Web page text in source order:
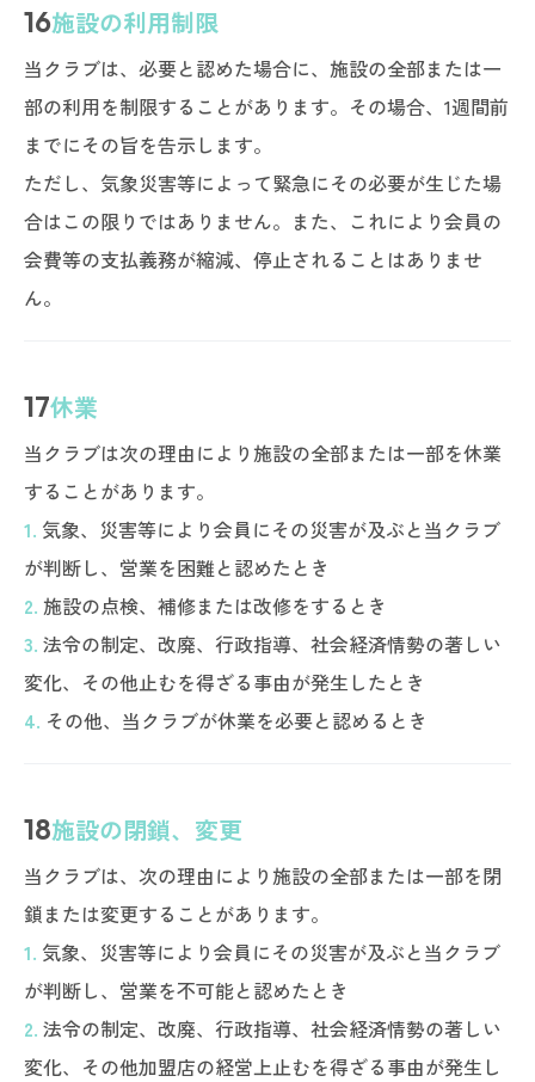
16施設の利用制限
当クラブは、必要と認めた場合に、施設の全部または一
部の利用を制限することがあります。その場合、1週間前
までにその旨を告示します。
ただし、気象災害等によって緊急にその必要が生じた場
合はこの限りではありません。また、これにより会員の
会費等の支払義務が縮減、停止されることはありませ
ん。
17休業
当クラブは次の理由により施設の全部または一部を休業
することがあります。
1. 気象、災害等により会員にその災害が及ぶと当クラブ
が判断し、営業を困難と認めたとき
2. 施設の点検、補修または改修をするとき
3. 法令の制定、改廃、行政指導、社会経済情勢の著しい
変化、その他止むを得ざる事由が発生したとき
4. その他、当クラブが休業を必要と認めるとき
18施設の閉鎖、変更
当クラブは、次の理由により施設の全部または一部を閉
鎖または変更することがあります。
1. 気象、災害等により会員にその災害が及ぶと当クラブ
が判断し、営業を不可能と認めたとき
2. 法令の制定、改廃、行政指導、社会経済情勢の著しい
変化、その他加盟店の経営上止むを得ざる事由が発生し